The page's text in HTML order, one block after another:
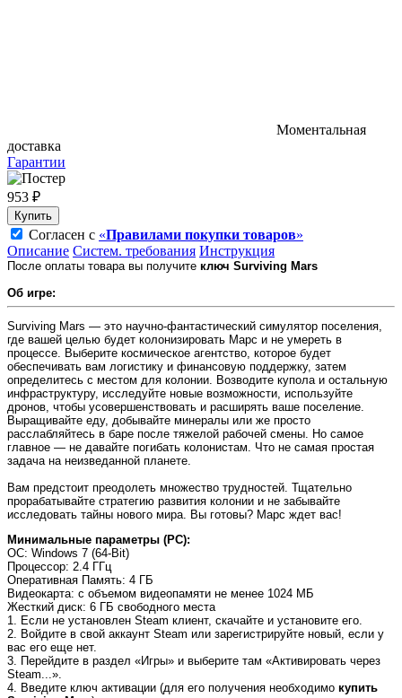
Моментальная
доставка
Гарантии
953 ₽
Купить
Согласен с «Правилами покупки товаров»
Описание Систем. требования Инструкция
После оплаты товара вы получите ключ Surviving Mars
Об игре:
Surviving Mars — это научно-фантастический симулятор поселения,
где вашей целью будет колонизировать Марс и не умереть в
процессе. Выберите космическое агентство, которое будет
обеспечивать вам логистику и финансовую поддержку, затем
определитесь с местом для колонии. Возводите купола и остальную
инфраструктуру, исследуйте новые возможности, используйте
дронов, чтобы усовершенствовать и расширять ваше поселение.
Выращивайте еду, добывайте минералы или же просто
расслабляйтесь в баре после тяжелой рабочей смены. Но самое
главное — не давайте погибать колонистам. Что не самая простая
задача на неизведанной планете.
Вам предстоит преодолеть множество трудностей. Тщательно
прорабатывайте стратегию развития колонии и не забывайте
исследовать тайны нового мира. Вы готовы? Марс ждет вас!
Минимальные параметры (PC):
OC: Windows 7 (64-Bit)
Процессор: 2.4 ГГц
Оперативная Память: 4 ГБ
Видеокарта: с объемом видеопамяти не менее 1024 МБ
Жесткий диск: 6 ГБ свободного места
1. Если не установлен Steam клиент, скачайте и установите его.
2. Войдите в свой аккаунт Steam или зарегистрируйте новый, если у
вас его еще нет.
3. Перейдите в раздел «Игры» и выберите там «Активировать через
Steam...».
4. Введите ключ активации (для его получения необходимо купить